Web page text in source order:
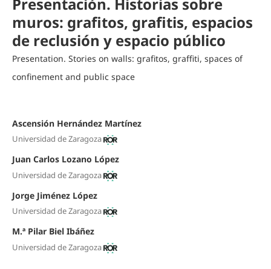
muros: grafitos, grafitis, espacios
de reclusión y espacio público
Presentation. Stories on walls: grafitos, graffiti, spaces of
confinement and public space
Ascensión Hernández Martínez
Universidad de Zaragoza
Juan Carlos Lozano López
Universidad de Zaragoza
Jorge Jiménez López
Universidad de Zaragoza
M.ª Pilar Biel Ibáñez
Universidad de Zaragoza